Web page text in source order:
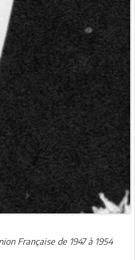
Française de 1947 à 1954